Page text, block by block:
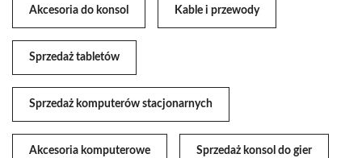
Akcesoria do konsol Kable i przewody
Sprzedaż tabletów
Sprzedaż komputerów stacjonarnych
Akcesoria komputerowe Sprzedaż konsol do gier